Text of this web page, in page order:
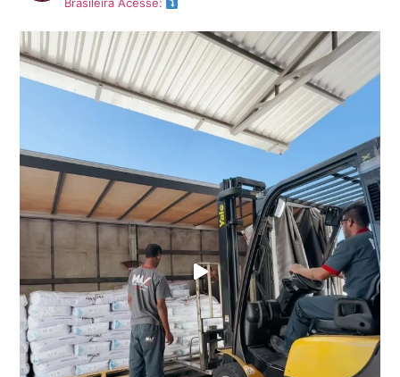
Brasileira Acesse: